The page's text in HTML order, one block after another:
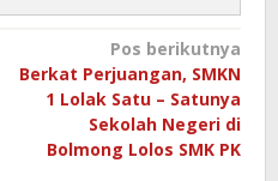
Pos berikutnya
Berkat Perjuangan, SMKN
1 Lolak Satu – Satunya
Sekolah Negeri di
Bolmong Lolos SMK PK